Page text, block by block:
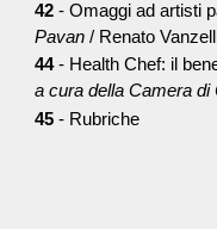
42 - Omaggi ad artisti
Pavan / Renato
44- Health Chef: il
a cura della Camera di
45 - Rubriche